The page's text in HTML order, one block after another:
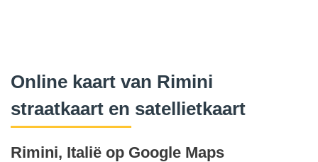
Online kaart van Rimini
straatkaart en satellietkaart
Rimini, Italië op Google Maps